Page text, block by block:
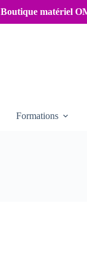
Boutique matériel
Formations